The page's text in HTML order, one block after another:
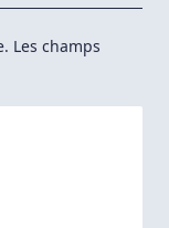
CPU
RAM
Terminal
Les champs